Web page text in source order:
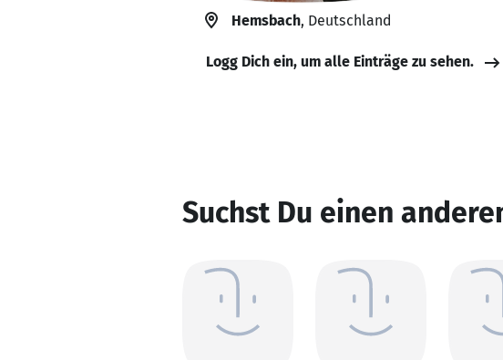
Hemsbach, Deutschland
Logg Dich ein, um alle Einträge zu sehen.
Suchst Du einen